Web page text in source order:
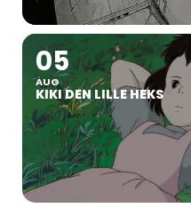
05
AUG
KIKI DEN LILLE HEKS